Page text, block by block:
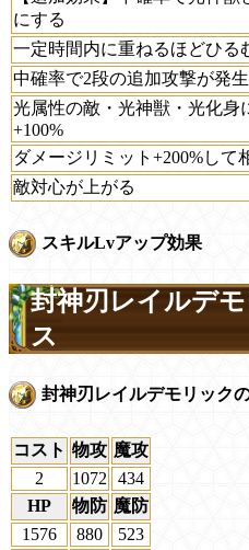
にする
一定時間内に重ねるほどひる
中確率で2段の追加攻撃が発
光属性の敵・光神獣・光化身
+100%
ダメージリミット+200%して
敵対心が上がる
スキルLvアップ効果
封神刃レイルデ
ス
封神刃レイルデモリック
コスト 物攻 魔攻
2
1072
434
HP
物防 魔防
1576
880
523